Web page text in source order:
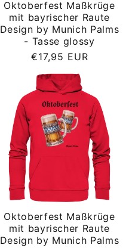
Oktoberfest Maßkrüge
mit bayrischer Raute
Design by Munich Palms
- Tasse glossy
Normaler
€17,95 EUR
Oktoberfest Maßkrüge
mit bayrischer Raute
Design by Munich Palms